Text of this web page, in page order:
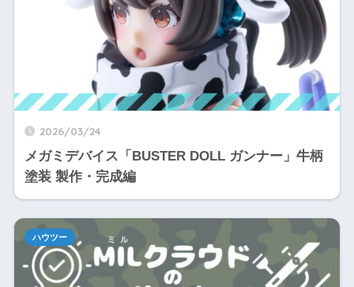
2026/03/24
メガミデバイス「BUSTER DOLL ガンナー」牛柄
塗装 製作・完成編
ハウツー